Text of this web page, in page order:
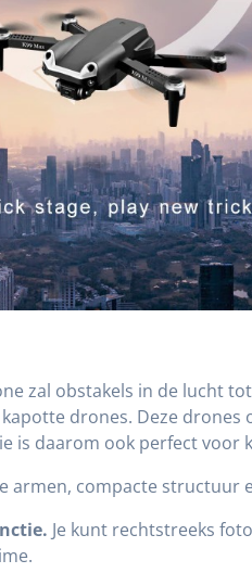
zal obstakels in de lucht
drones. Deze
is daarom ook perfect voor
armen, compacte structuur
Je kunt rechtstreeks